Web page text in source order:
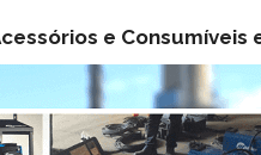
e Consumíveis